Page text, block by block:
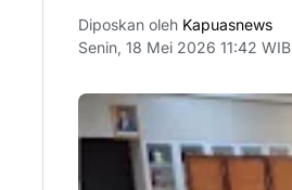
Diposkan oleh Kapuasnews
Senin, 18 Mei 2026 11:42 WIB